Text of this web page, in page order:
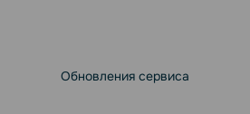
Обновления сервиса